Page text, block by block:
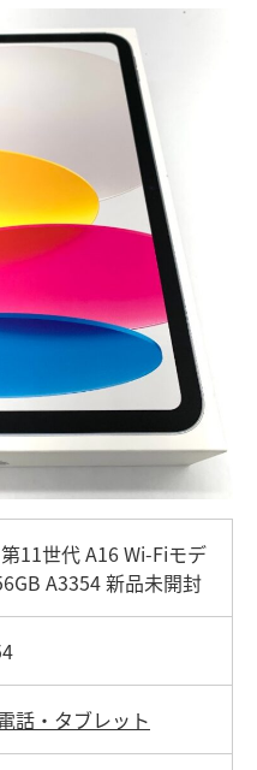
11世代 A16 Wi-Fiモデ
A3354 新品未開封
話・タブレット